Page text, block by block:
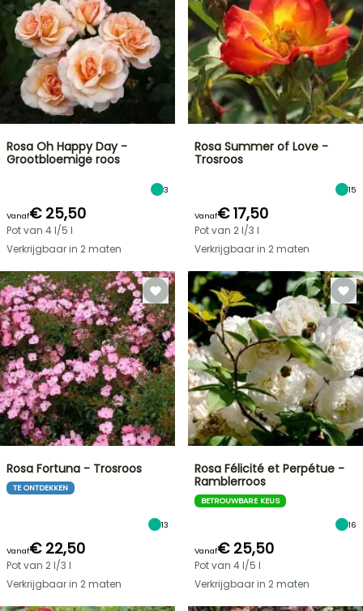
Rosa Oh Happy Day -
Grootbloemige roos
3
Vanaf€ 25,50
Pot van 4 l/5 l
Verkrijgbaar in 2 maten
Rosa Summer of Love -
Trosroos
15
Vanaf€ 17,50
Pot van 2 l/3 l
Verkrijgbaar in 2 maten
Rosa Fortuna - Trosroos
TE ONTDEKKEN
13
Vanaf€ 22,50
Pot van 2 l/3 l
Verkrijgbaar in 2 maten
Rosa Félicité et Perpétue -
Ramblerroos
BETROUWBARE KEUS
16
Vanaf€ 25,50
Pot van 4 l/5 l
Verkrijgbaar in 2 maten